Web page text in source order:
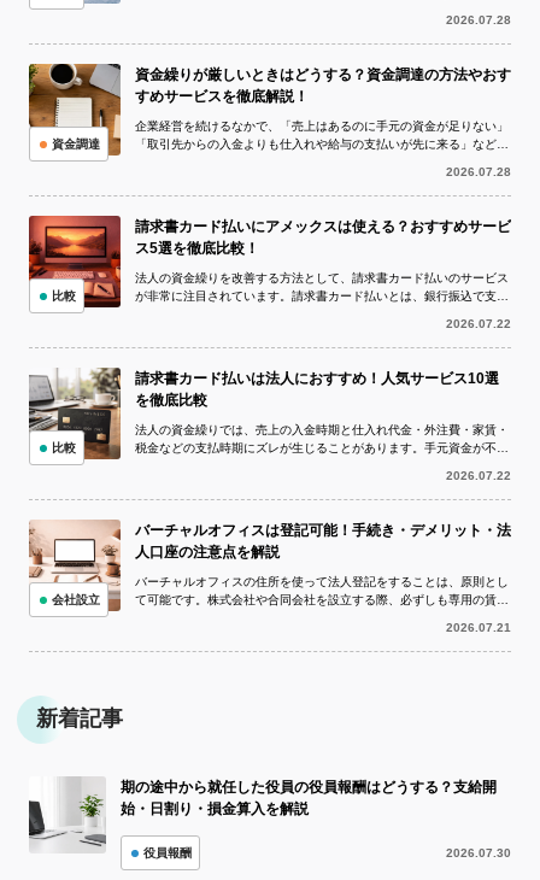
2026.07.28
資金繰りが厳しいときはどうする？資金調達の方法やおす
すめサービスを徹底解説！
企業経営を続けるなかで、「売上はあるのに手元の資金が足りない」
「取引先からの入金よりも仕入れや給与の支払いが先に来る」など、
2026.07.28
資金調達
請求書カード払いにアメックスは使える？おすすめサービ
ス5選を徹底比較！
法人の資金繰りを改善する方法として、請求書カード払いのサービス
が非常に注目されています。請求書カード払いとは、銀行振込で支払
2026.07.22
比較
請求書カード払いは法人におすすめ！人気サービス10選
を徹底比較
法人の資金繰りでは、売上の入金時期と仕入れ代金・外注費・家賃・
税金などの支払時期にズレが生じることがあります。手元資金が不足
2026.07.22
比較
バーチャルオフィスは登記可能！手続き・デメリット・法
人口座の注意点を解説
バーチャルオフィスの住所を使って法人登記をすることは、原則とし
て可能です。株式会社や合同会社を設立する際、必ずしも専用の賃貸
2026.07.21
会社設立
新着記事
期の途中から就任した役員の役員報酬はどうする？支給開
始・日割り・損金算入を解説
役員報酬 2026.07.30